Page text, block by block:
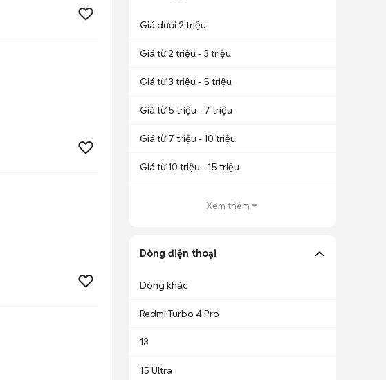
Giá dưới 2 triệu
Giá từ 2 triệu - 3 triệu
Giá từ 3 triệu - 5 triệu
Giá từ 5 triệu - 7 triệu
Giá từ 7 triệu - 10 triệu
Giá từ 10 triệu - 15 triệu
Xem thêm
Dòng điện thoại
Dòng khác
Redmi Turbo 4 Pro
13
15 Ultra